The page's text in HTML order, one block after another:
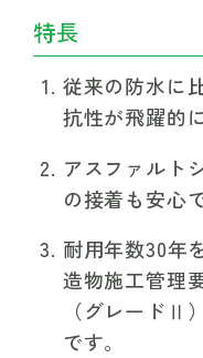
特長
従来の防水に
抗性が飛躍的
アスファルト
の接着も安心で
耐用年数30年
造物施工管理
（グレードⅡ
です。